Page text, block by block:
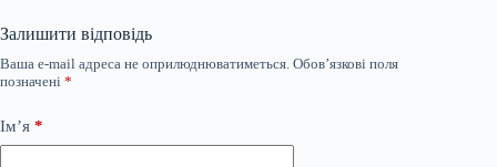
Залишити відповідь
Ваша e-mail адреса не оприлюднюватиметься. Обов’язкові поля
позначені *
Ім’я *